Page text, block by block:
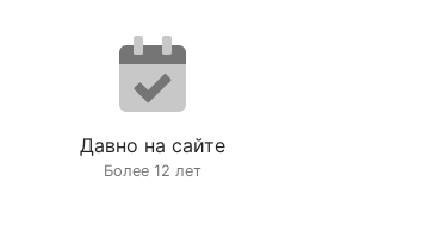
Давно на сайте
Более 12 лет